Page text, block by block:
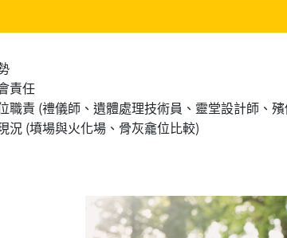
責任
職責 (禮儀師、遺體處理技術員、靈堂設計師、
況 (墳場與火化場、骨灰龕位比較)